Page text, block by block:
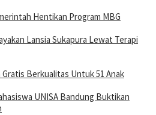
Hentikan Program MBG
Lansia Sukapura Lewat Terapi
Berkualitas Untuk 51 Anak
UNISA Bandung Buktikan